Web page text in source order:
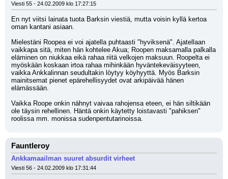
Viesti 55 - 24.02.2009 klo 17:27:15
En nyt viitsi lainata tuota Barksin viestiä, mutta voisin kyllä kertoa
oman kantani asiaan.
Mielestäni Roopea ei voi ajatella puhtaasti "hyviksenä". Ajatellaan
vaikkapa sitä, miten hän kohtelee Akua; Roopen maksamalla palkalla
eläminen on niukkaa eikä rahaa riitä velkojen maksuun. Roopelta ei
myöskään koskaan irtoa rahaa mihinkään hyväntekeväisyyteen,
vaikka Ankkalinnan seudultakin löytyy köyhyyttä. Myös Barksin
mainitsemat pienet epärehellisyydet ovat arkipäivää hänen
elämässään.
Vaikka Roope onkin nähnyt vaivaa rahojensa eteen, ei hän siltikään
ole täysin rehellinen. Häntä onkin käytetty loistavasti "pahiksen"
roolissa mm. monissa sudenpentutarinoissa.
Fauntleroy
Ankkamaailman suuret absurdit virheet
Viesti 56 - 24.02.2009 klo 17:31:44